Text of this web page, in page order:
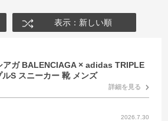
表示：新しい順
アガ BALENCIAGA × adidas TRIPLE
ルS スニーカー 靴 メンズ
詳細を見る
2026.7.30